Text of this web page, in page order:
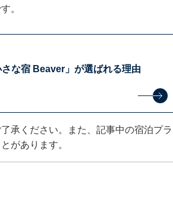
。
な宿 Beaver」が選ばれる理由
承ください。また、記事中の宿泊プラ
があります。